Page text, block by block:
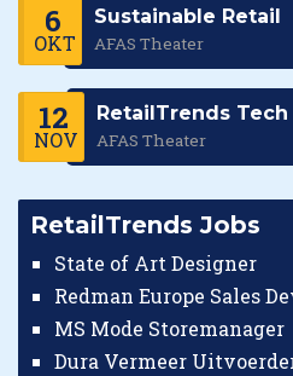
6
OKT
Sustainable Retail
AFAS Theater
12
NOV
RetailTrends Tech
AFAS Theater
RetailTrends Jobs
State of Art Designer
Redman Europe Sales
MS Mode Storemanager
Dura Vermeer